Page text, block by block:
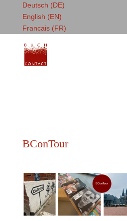
Deutsch (DE)
English (EN)
Francais (FR)
BConTour